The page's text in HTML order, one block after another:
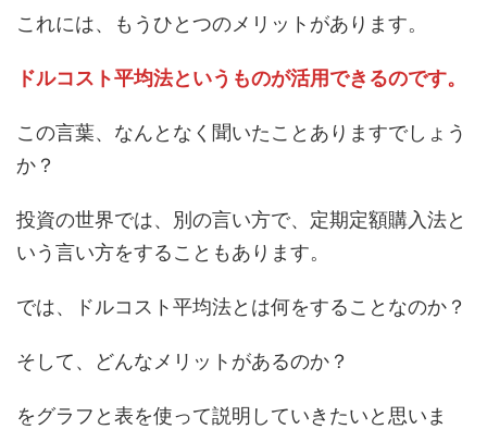
これには、もうひとつのメリットがあります。
ドルコスト平均法というものが活用できるのです。
この言葉、なんとなく聞いたことありますでしょう
か？
投資の世界では、別の言い方で、定期定額購入法と
いう言い方をすることもあります。
では、ドルコスト平均法とは何をすることなのか？
そして、どんなメリットがあるのか？
をグラフと表を使って説明していきたいと思いま